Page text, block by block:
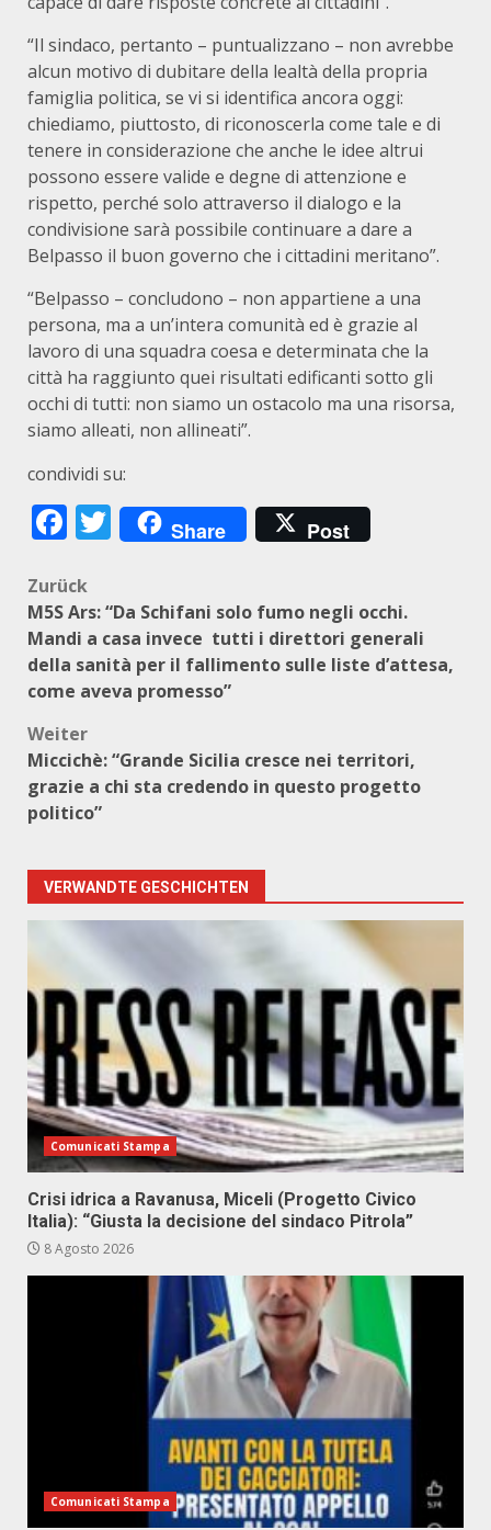
“Il sindaco, pertanto – puntualizzano – non avrebbe
alcun motivo di dubitare della lealtà della propria
famiglia politica, se vi si identifica ancora oggi:
chiediamo, piuttosto, di riconoscerla come tale e di
tenere in considerazione che anche le idee altrui
possono essere valide e degne di attenzione e
rispetto, perché solo attraverso il dialogo e la
condivisione sarà possibile continuare a dare a
Belpasso il buon governo che i cittadini meritano”.
“Belpasso – concludono – non appartiene a una
persona, ma a un’intera comunità ed è grazie al
lavoro di una squadra coesa e determinata che la
città ha raggiunto quei risultati edificanti sotto gli
occhi di tutti: non siamo un ostacolo ma una risorsa,
siamo alleati, non allineati”.
condividi su:
Facebook
Twitter
Share Post
Beitragsnavigation
Zurück
M5S Ars: “Da Schifani solo fumo negli occhi.
Mandi a casa invece tutti i direttori generali
della sanità per il fallimento sulle liste d’attesa,
come aveva promesso”
Weiter
Miccichè: “Grande Sicilia cresce nei territori,
grazie a chi sta credendo in questo progetto
politico”
VERWANDTE GESCHICHTEN
Comunicati Stampa
Crisi idrica a Ravanusa, Miceli (Progetto Civico
Italia): “Giusta la decisione del sindaco Pitrola”
8 Agosto 2026
Comunicati Stampa